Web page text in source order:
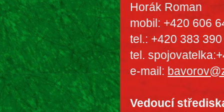
Horák Roman
mobil: +420 606
tel.: +420 383
tel.
e-mail:
Vedoucí